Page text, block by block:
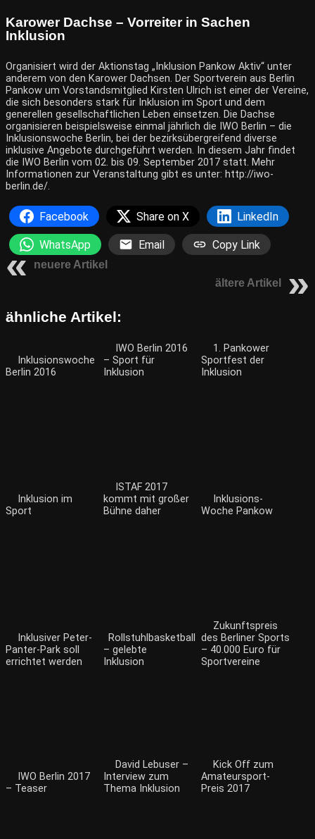
Karower Dachse – Vorreiter in Sachen
Inklusion
Organisiert wird der Aktionstag „Inklusion Pankow Aktiv“ unter
anderem von den Karower Dachsen. Der Sportverein aus Berlin
Pankow um Vorstandsmitglied Kirsten Ulrich ist einer der Vereine,
die sich besonders stark für Inklusion im Sport und dem
generellen gesellschaftlichen Leben einsetzen. Die Dachse
organisieren beispielsweise einmal jährlich die IWO Berlin – die
Inklusionswoche Berlin, bei der bezirksübergreifend diverse
inklusive Angebote durchgeführt werden. In diesem Jahr findet
die IWO Berlin vom 02. bis 09. September 2017 statt. Mehr
Informationen zur Veranstaltung gibt es unter: http://iwo-
berlin.de/.
Facebook Share on X LinkedIn
WhatsApp Email Copy Link
neuere Artikel
ältere Artikel
ähnliche Artikel:
Inklusionswoche
Berlin 2016
IWO Berlin 2016
– Sport für
Inklusion
1. Pankower
Sportfest der
Inklusion
Inklusion im
Sport
ISTAF 2017
kommt mit großer
Bühne daher
Inklusions-
Woche Pankow
Inklusiver Peter-
Panter-Park soll
errichtet werden
Rollstuhlbasketball
– gelebte
Inklusion
Zukunftspreis
des Berliner Sports
– 40.000 Euro für
Sportvereine
IWO Berlin 2017
– Teaser
David Lebuser –
Interview zum
Thema Inklusion
Kick Off zum
Amateursport-
Preis 2017